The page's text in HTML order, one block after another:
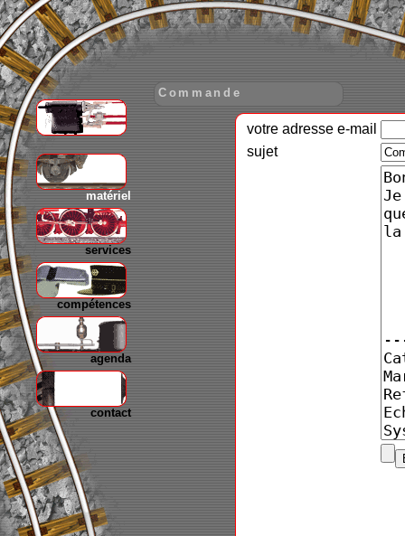
matériel
services
compétences
agenda
contact
Commande
votre adresse e-mail
sujet